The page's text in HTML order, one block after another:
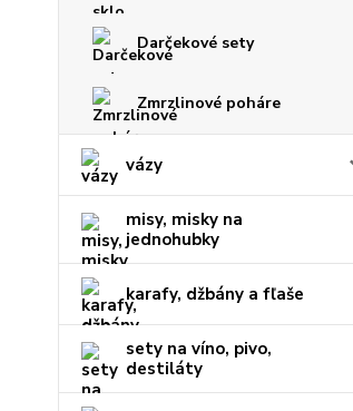
Darčekové sety
Zmrzlinové poháre
vázy
misy, misky na
jednohubky
karafy, džbány a fľaše
sety na víno, pivo,
destiláty